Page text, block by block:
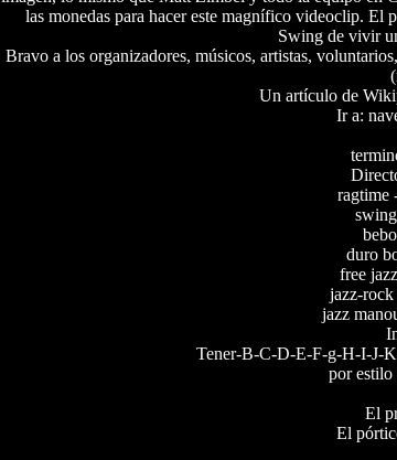
las monedas para hacer este magnífico videoclip. El
Swing de vivir
Bravo a los organizadores, músicos, artistas,
Un artículo de
Ir a:
ragtime
duro
free
jazz-
jazz
Tener-B-C-D-E-F-g-H-I-J-
por estilo
El
El